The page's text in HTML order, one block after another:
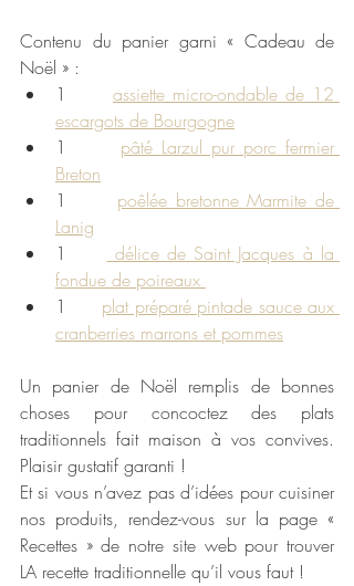
Contenu du panier garni « Cadeau de
Noël » :
1 assiette micro-ondable de 12
escargots de Bourgogne
1 pâté Larzul pur porc fermier
Breton
1 poêlée bretonne Marmite de
Lanig
1
délice de Saint Jacques à la
fondue de poireaux
1 plat préparé pintade sauce aux
cranberries marrons et pommes
Un panier de Noël remplis de bonnes
choses pour concoctez des plats
traditionnels fait maison à vos convives.
Plaisir gustatif garanti !
Et si vous n’avez pas d’idées pour cuisiner
nos produits, rendez-vous sur la page «
Recettes » de notre site web pour trouver
LA recette traditionnelle qu’il vous faut !